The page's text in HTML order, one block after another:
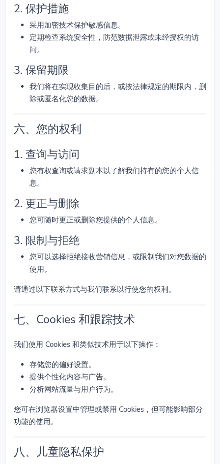
2. 保护措施
采用加密技术保护敏感信息。
定期检查系统安全性，防范数据泄露或未经授权的访
问。
3. 保留期限
我们将在实现收集目的后，或按法律规定的期限内，删
除或匿名化您的数据。
六、您的权利
1. 查询与访问
您有权查询或请求副本以了解我们持有的您的个人信
息。
2. 更正与删除
您可随时更正或删除您提供的个人信息。
3. 限制与拒绝
您可以选择拒绝接收营销信息，或限制我们对您数据的
使用。
请通过以下联系方式与我们联系以行使您的权利。
七、Cookies 和跟踪技术
我们使用 Cookies 和类似技术用于以下操作：
存储您的偏好设置。
提供个性化内容与广告。
分析网站流量与用户行为。
您可在浏览器设置中管理或禁用 Cookies，但可能影响部分
功能的使用。
八、儿童隐私保护